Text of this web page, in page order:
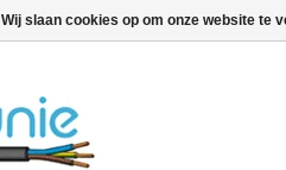
Wij slaan cookies op om onze website te